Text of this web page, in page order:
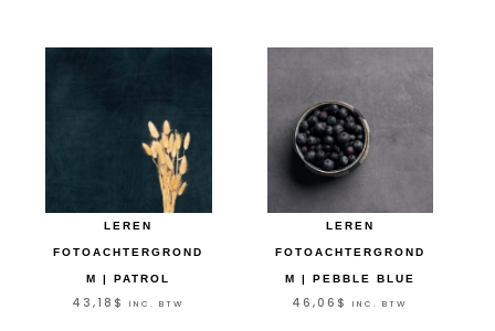
LEREN
FOTOACHTERGROND
M | PATROL
43,18 $ INC. BTW
LEREN
FOTOACHTERGROND
M | PEBBLE BLUE
46,06 $ INC. BTW